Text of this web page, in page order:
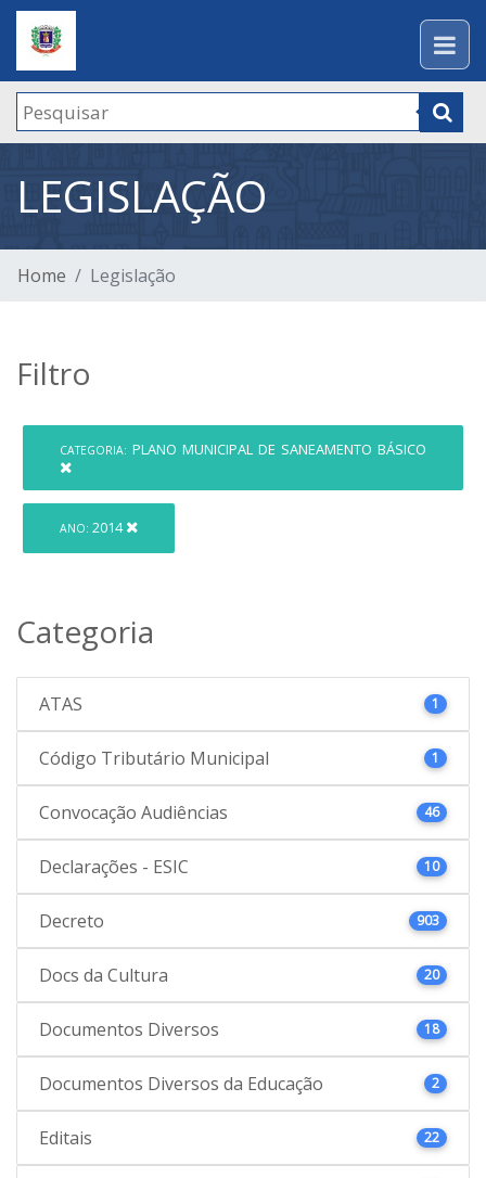
LEGISLAÇÃO
Home Legislação
Filtro
CATEGORIA: PLANO MUNICIPAL DE SANEAMENTO BÁSICO
ANO: 2014
Categoria
ATAS 1
Código Tributário Municipal 1
Convocação Audiências 46
Declarações - ESIC 10
Decreto 903
Docs da Cultura 20
Documentos Diversos 18
Documentos Diversos da Educação 2
Editais 22